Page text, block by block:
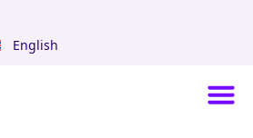
English